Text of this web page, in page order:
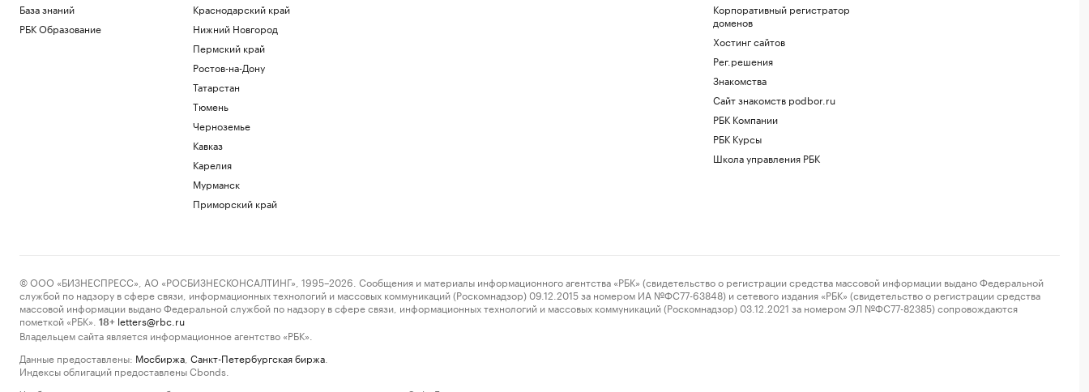
База знаний
РБК Образование
Краснодарский край
Нижний Новгород
Пермский край
Ростов-на-Дону
Татарстан
Тюмень
Черноземье
Кавказ
Карелия
Мурманск
Приморский край
Корпоративный регистратор
доменов
Хостинг сайтов
Рег.решения
Знакомства
Сайт знакомств podbor.ru
РБК Компании
РБК Курсы
Школа управления РБК
© ООО «БИЗНЕСПРЕСС», АО «РОСБИЗНЕСКОНСАЛТИНГ», 1995–2026. Сообщения и материалы информационного агентства «РБК» (свидетельство о регистрации средства массовой информации выдано Федеральной
службой по надзору в сфере связи, информационных технологий и массовых коммуникаций (Роскомнадзор) 09.12.2015 за номером ИА №ФС77-63848) и сетевого издания «РБК» (свидетельство о регистрации средства
массовой информации выдано Федеральной службой по надзору в сфере связи, информационных технологий и массовых коммуникаций (Роскомнадзор) 03.12.2021 за номером ЭЛ №ФС77-82385) сопровождаются
пометкой «РБК».
18+ letters@rbc.ru
Владельцем сайта является информационное агентство «РБК».
Данные предоставлены: Мосбиржа Санкт-Петербургская биржа
Индексы облигаций предоставлены Cbonds.